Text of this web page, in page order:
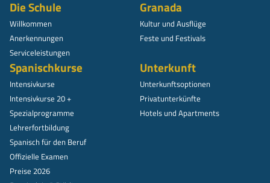
Die Schule
Willkommen
Anerkennungen
Serviceleistungen
Granada
Kultur und Ausflüge
Feste und Festivals
Spanischkurse
Intensivkurse
Intensivkurse 20 +
Spezialprogramme
Lehrerfortbildung
Spanisch für den Beruf
Offizielle Examen
Preise 2026
Unterkunft
Unterkunftsoptionen
Privatunterkünfte
Hotels und Apartments